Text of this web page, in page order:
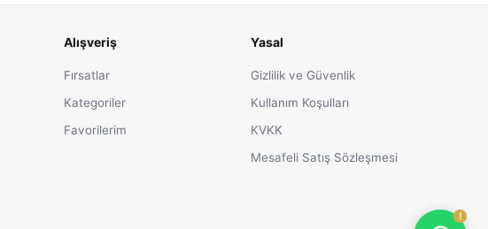
Alışveriş
Fırsatlar
Kategoriler
Favorilerim
Yasal
Gizlilik ve Güvenlik
Kullanım Koşulları
KVKK
Mesafeli Satış Sözleşmesi